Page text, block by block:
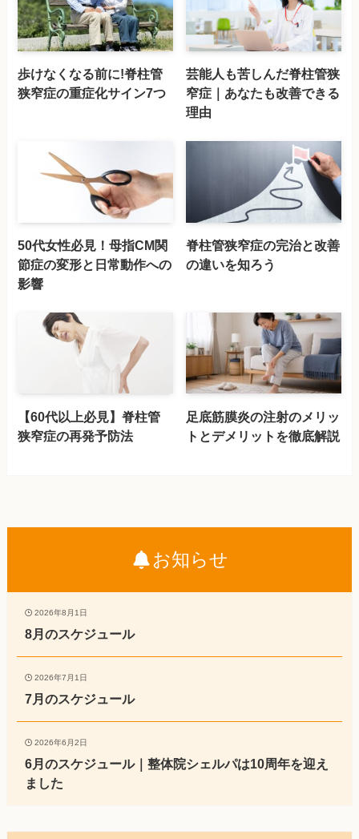
歩けなくなる前に!脊柱管
狭窄症の重症化サイン7つ
芸能人も苦しんだ脊柱管狭
窄症｜あなたも改善できる
理由
50代女性必見！母指CM関
節症の変形と日常動作への
影響
脊柱管狭窄症の完治と改善
の違いを知ろう
【60代以上必見】脊柱管
狭窄症の再発予防法
足底筋膜炎の注射のメリッ
トとデメリットを徹底解説
お知らせ
2026年8月1日
8月のスケジュール
2026年7月1日
7月のスケジュール
2026年6月2日
6月のスケジュール｜整体院シェルパは10周年を迎え
ました